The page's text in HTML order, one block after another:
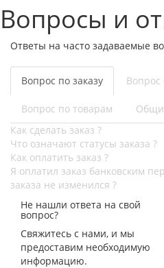
Вопросы и
Ответы на часто задаваемые
Вопрос по заказу Вопрос
Вопрос по товарам
Как сделать заказ ?
Что означают статусы заказа ?
Как оплатить заказ ?
Я оплатил заказ банковским
заказа не изменился ?
Не нашли ответа на свой
вопрос?
Свяжитесь с нами, и мы
предоставим необходимую
информацию.